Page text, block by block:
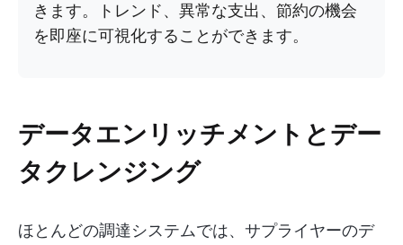
きます。トレンド、異常な支出、節約の機会
を即座に可視化することができます。
データエンリッチメントとデー
タクレンジング
ほとんどの調達システムでは、サプライヤーのデ